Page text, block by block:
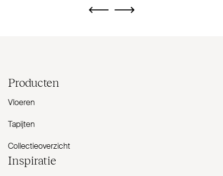
ui.previousui.next
Producten
Vloeren
Tapijten
Collectieoverzicht
Inspiratie